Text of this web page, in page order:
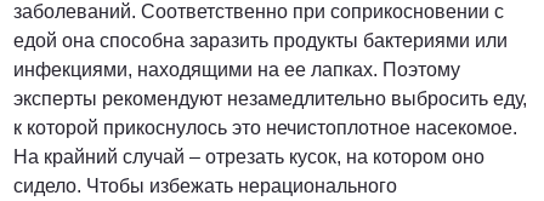
заболеваний. Соответственно при соприкосновении с
едой она способна заразить продукты бактериями или
инфекциями, находящими на ее лапках. Поэтому
эксперты рекомендуют незамедлительно выбросить еду,
к которой прикоснулось это нечистоплотное насекомое.
На крайний случай – отрезать кусок, на котором оно
сидело. Чтобы избежать нерационального